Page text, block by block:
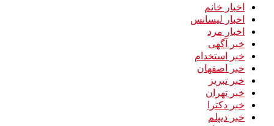
اخبار خانم
اخبار لیسانس
اخبار مرد
خبر آگهی
خبر استخدام
خبر اصفهان
خبر تبریز
خبر تهران
خبر دکترا
خبر دیپلم